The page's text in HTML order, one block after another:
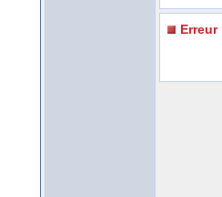
Erreur